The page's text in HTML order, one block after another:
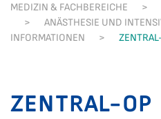
MEDIZIN & FACHBEREICHE
ANÄSTHESIE UND
INFORMATIONEN
ZENTRAL-OP